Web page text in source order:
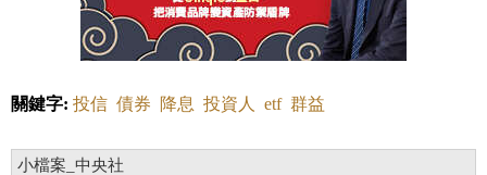
關鍵字: 投信 債券 降息 投資人 etf 群益
小檔案_中央社